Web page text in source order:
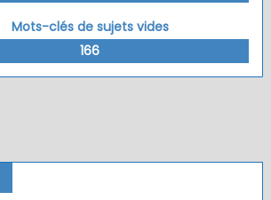
Mots-clés de sujets vides
166